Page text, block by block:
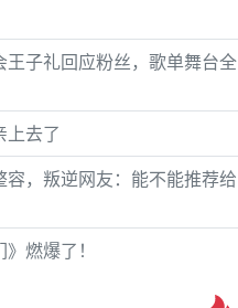
王子礼回应粉丝，歌单舞台全
上去了
容，叛逆网友：能不能推荐给
燃爆了！